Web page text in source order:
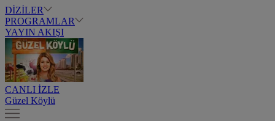
DİZİLER
PROGRAMLAR
YAYIN AKIŞI
CANLI İZLE
Güzel Köylü